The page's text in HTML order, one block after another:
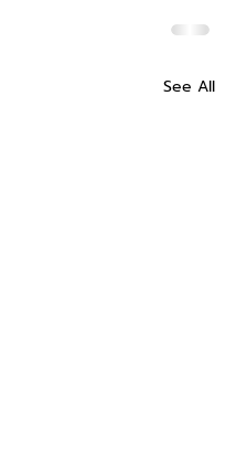
See All